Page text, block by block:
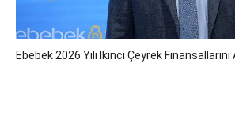
Ebebek 2026 Yılı Ikinci Çeyrek Finansallarını